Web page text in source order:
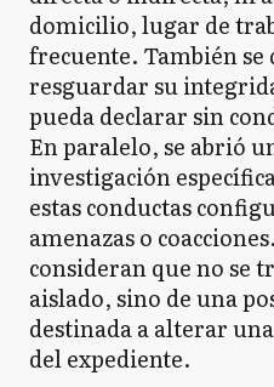
domicilio, lugar de
frecuente. También se
resguardar su
pueda declarar sin
En paralelo, se abrió
investigación
estas conductas
amenazas o
consideran que no se
aislado, sino de una
destinada a alterar
del expediente.